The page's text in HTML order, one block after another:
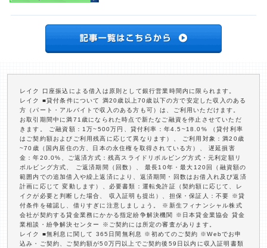
レイク 口座振込による借入は原則として銀行営業時間内に限られます。
レイク ■貸付条件について 満20歳以上70歳以下の方で安定した収入のある
方（パート・アルバイトで収入のある方も可）は、ご利用いただけます。
お取引期間中に満71歳になられた時点で新たなご融資を停止させていただ
きます。 ご融資額：1万~500万円、貸付利率：年4.5~18.0% （貸付利率
はご契約額およびご利用残高に応じて異なります）、 ご利用対象：満20歳
~70歳（国内居住の方、日本の永住権を取得されている方）、 遅延損害
金：年20.0%、ご返済方式：残高スライドリボルビング方式・元利定額リ
ボルビング方式、 ご返済期間（回数）、 最長10年・最大120回（融資額の
範囲内での追加借入や繰上返済により、返済期間・回数はお借入れ及び返済
計画に応じて 変動します）、必要書類：運転免許証（契約額に応じて、レ
イクが必要と判断した場合、 収入証明も提出）、担保・保証人：不要 ※貸
付条件を確認し、借りすぎに注意しましょう。 ※新生フィナンシャル株式
会社が契約する貸金業務にかかる指定紛争解決機関 ※日本貸金業協会 貸金
業相談・紛争解決センター ※ご契約には所定の審査があります。
レイク ■無利息に関して 365日間無利息 ※初めてのご契約 ※Webでお申
込み・ご契約、ご契約額が50万円以上でご契約後59日以内に収入証明書類